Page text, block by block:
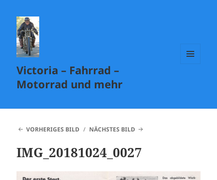
Victoria – Fahrrad –
Motorrad und mehr
VORHERIGES BILD NÄCHSTES BILD
IMG_20181024_0027